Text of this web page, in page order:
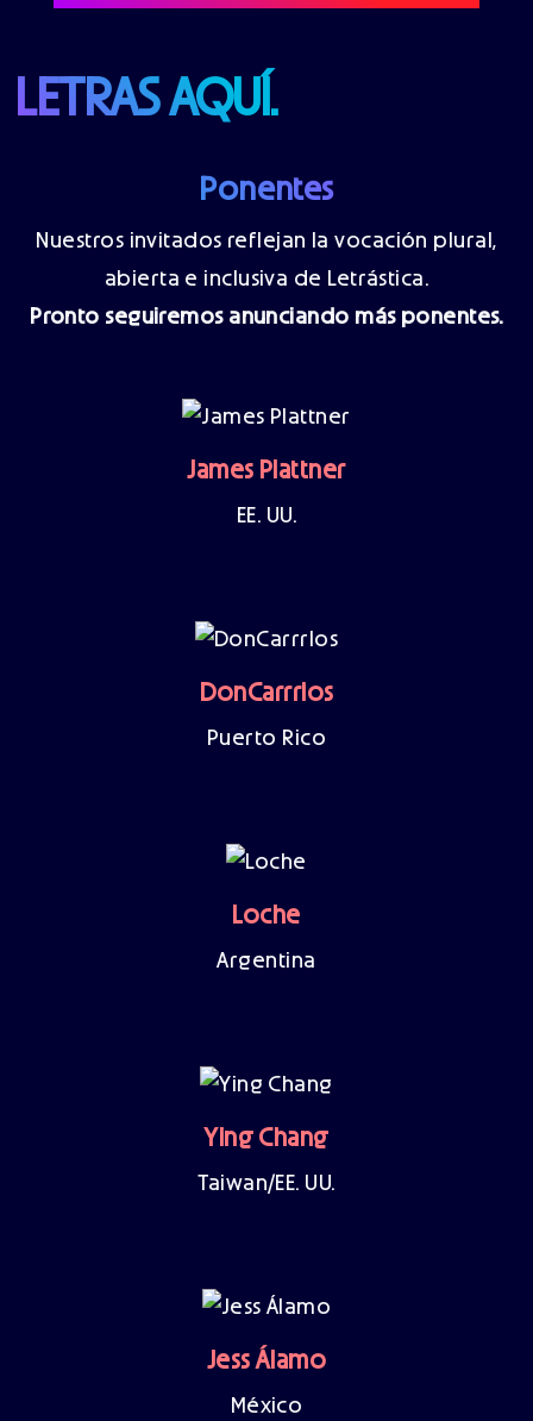
LETRAS AQUÍ.
Ponentes
Nuestros invitados reflejan la vocación plural,
abierta e inclusiva de Letrástica.
Pronto seguiremos anunciando más ponentes.
James Plattner
EE. UU.
DonCarrrlos
Puerto Rico
Loche
Argentina
Ying Chang
Taiwan/EE. UU.
Jess Álamo
México